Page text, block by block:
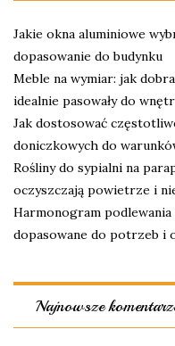
Jakie okna aluminiowe
dopasowanie do budynku
Meble na wymiar: jak
idealnie pasowały do
Jak dostosować
doniczkowych do
Rośliny do sypialni na
oczyszczają powietrze i
Harmonogram
dopasowane do potrzeb i
Najnowsze